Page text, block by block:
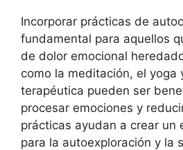
Incorporar prácticas de
fundamental para aquellos
de dolor emocional
como la meditación, el yoga
terapéutica pueden ser
procesar emociones y
prácticas ayudan a crear un
para la autoexploración y la